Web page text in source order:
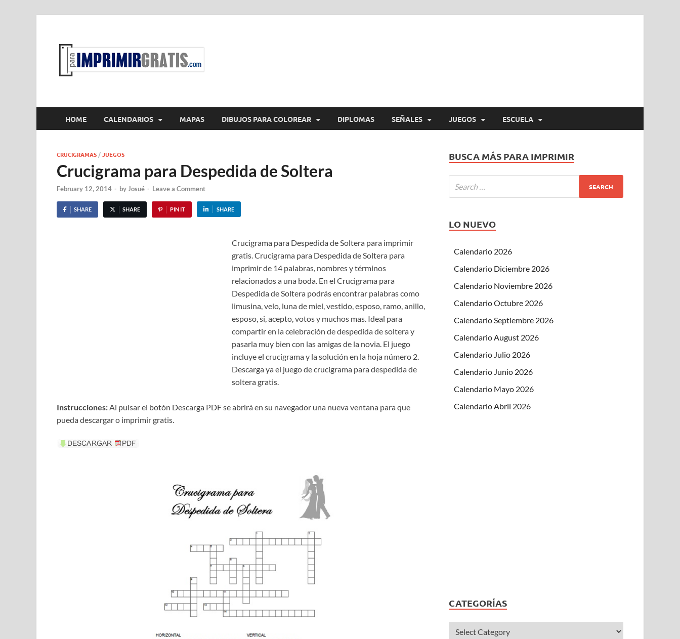
HOME CALENDARIOS MAPAS DIBUJOS PARA COLOREAR DIPLOMAS SEÑALES JUEGOS ESCUELA
CRUCIGRAMAS /JUEGOS
Crucigrama para Despedida de Soltera
February 12, 2014 - byJosué - Leave a Comment
SHARE SHARE PIN IT SHARE
Crucigrama para Despedida de Soltera para imprimir
gratis. Crucigrama para Despedida de Soltera para
imprimir de 14 palabras, nombres y términos
relacionados a una boda. En el Crucigrama para
Despedida de Soltera podrás encontrar palabras como
limusina, velo, luna de miel, vestido, esposo, ramo, anillo,
esposo, si, acepto, votos y muchos mas. Ideal para
compartir en la celebración de despedida de soltera y
pasarla muy bien con las amigas de la novia. El juego
incluye el crucigrama y la solución en la hoja número 2.
Descarga ya el juego de crucigrama para despedida de
soltera gratis.
Instrucciones:Al pulsar el botón Descarga PDF se abrirá en su navegador una nueva ventana para que
pueda descargar o imprimir gratis.
BUSCA MÁS PARA IMPRIMIR
LO NUEVO
Calendario 2026
Calendario Diciembre 2026
Calendario Noviembre 2026
Calendario Octubre 2026
Calendario Septiembre 2026
Calendario August 2026
Calendario Julio 2026
Calendario Junio 2026
Calendario Mayo 2026
Calendario Abril 2026
CATEGORÍAS